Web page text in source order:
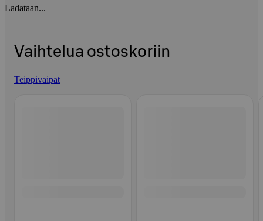
Ladataan...
Vaihtelua ostoskoriin
Teippivaipat